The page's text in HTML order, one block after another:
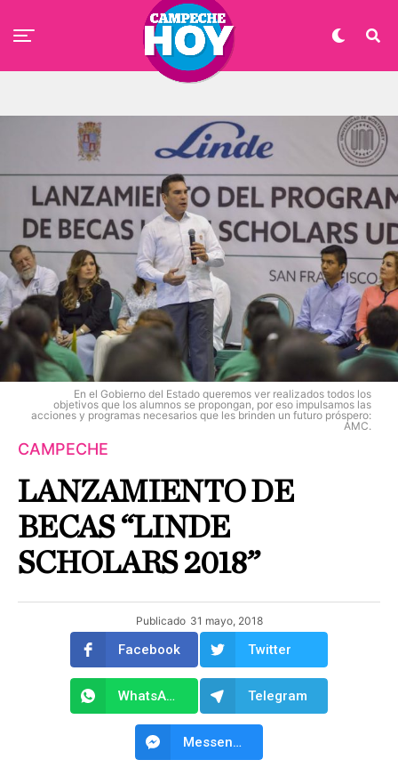
En el Gobierno del Estado queremos ver realizados todos los
objetivos que los alumnos se propongan, por eso impulsamos las
acciones y programas necesarios que les brinden un futuro próspero:
AMC.
CAMPECHE
LANZAMIENTO DE
BECAS “LINDE
SCHOLARS 2018”
Publicado 31 mayo, 2018
Facebook Twitter
WhatsApp Telegram
Messenger